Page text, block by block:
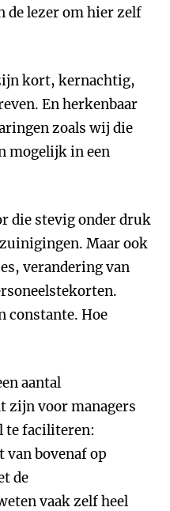
de lezer om hier zelf
kort, kernachtig,
En herkenbaar
zoals wij die
mogelijk in een
die stevig onder druk
Maar ook
verandering van
constante. Hoe
aantal
zijn voor managers
te faciliteren:
van bovenaf op
de
vaak zelf heel